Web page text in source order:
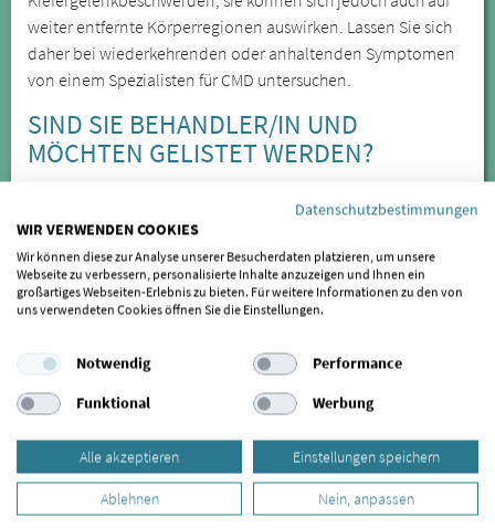
weiter entfernte Körperregionen auswirken. Lassen Sie sich
daher bei wiederkehrenden oder anhaltenden Symptomen
von einem Spezialisten für CMD untersuchen.
SIND SIE BEHANDLER/IN UND
MÖCHTEN GELISTET WERDEN?
Wenn auch Sie als Behandler für gelistet werden möchten,
freuen wir uns auf Ihre Rückmeldung. Mehr Informationen
erhalten Siehier.
SIND SIE PATIENT/IN UND MÖCHTEN
IHREN BEHANDLER FÜR EINE LISTUNG
EMPFEHLEN?
Sollte Ihr Behandler bisher nicht gelistet sein oder Sie einen
werden sollte, schreiben Sie uns bitte einfacheine kurze
Nachricht. Wir kümmern uns dann gerne darum.
Datenschutzbestimmungen
WIR VERWENDEN COOKIES
Wir können diese zur Analyse unserer Besucherdaten platzieren, um unsere
Webseite zu verbessern, personalisierte Inhalte anzuzeigen und Ihnen ein
großartiges Webseiten-Erlebnis zu bieten. Für weitere Informationen zu den von
uns verwendeten Cookies öffnen Sie die Einstellungen.
Notwendig
Performance
Funktional
Werbung
Alle akzeptieren Einstellungen speichern
Ablehnen Nein, anpassen